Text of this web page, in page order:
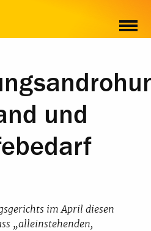
und
im April diesen
„alleinstehenden,